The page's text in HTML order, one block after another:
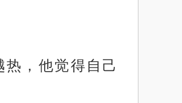
，他觉得自己